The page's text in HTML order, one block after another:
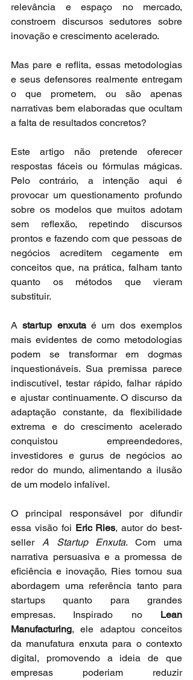
relevância e espaço no mercado,
constroem discursos sedutores sobre
inovação e crescimento acelerado.
Mas pare e reflita, essas metodologias
e seus defensores realmente entregam
o que prometem, ou são apenas
narrativas bem elaboradas que ocultam
a falta de resultados concretos?
Este artigo não pretende oferecer
respostas fáceis ou fórmulas mágicas.
Pelo contrário, a intenção aqui é
provocar um questionamento profundo
sobre os modelos que muitos adotam
sem reflexão, repetindo discursos
prontos e fazendo com que pessoas de
negócios acreditem cegamente em
conceitos que, na prática, falham tanto
quanto os métodos que vieram
substituir.
A startup enxuta é um dos exemplos
mais evidentes de como metodologias
podem se transformar em dogmas
inquestionáveis. Sua premissa parece
indiscutível, testar rápido, falhar rápido
e ajustar continuamente. O discurso da
adaptação constante, da flexibilidade
extrema e do crescimento acelerado
conquistou empreendedores,
investidores e gurus de negócios ao
redor do mundo, alimentando a ilusão
de um modelo infalível.
O principal responsável por difundir
essa visão foi Eric Ries, autor do best-
seller A Startup Enxuta. Com uma
narrativa persuasiva e a promessa de
eficiência e inovação, Ries tornou sua
abordagem uma referência tanto para
startups quanto para grandes
empresas. Inspirado no Lean
Manufacturing, ele adaptou conceitos
da manufatura enxuta para o contexto
digital, promovendo a ideia de que
empresas poderiam reduzir